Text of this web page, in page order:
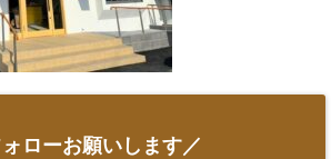
ローお願いします／